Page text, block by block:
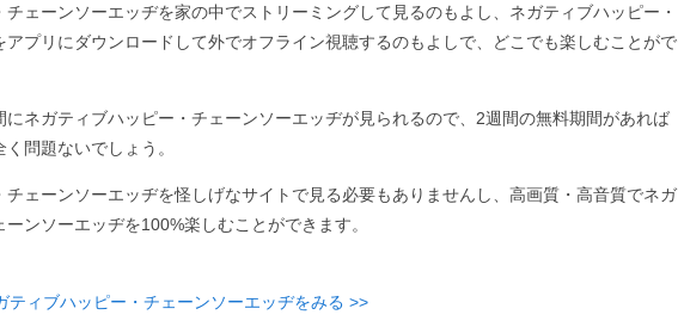
チェーンソーエッヂを家の中でストリーミングして見るのもよし、ネガティブハッピー・
アプリにダウンロードして外でオフライン視聴するのもよしで、どこでも楽しむことがで
にネガティブハッピー・チェーンソーエッヂが見られるので、2週間の無料期間があれば
問題ないでしょう。
チェーンソーエッヂを怪しげなサイトで見る必要もありませんし、高画質・高音質でネガ
ンソーエッヂを100%楽しむことができます。
ティブハッピー・チェーンソーエッヂをみる >>